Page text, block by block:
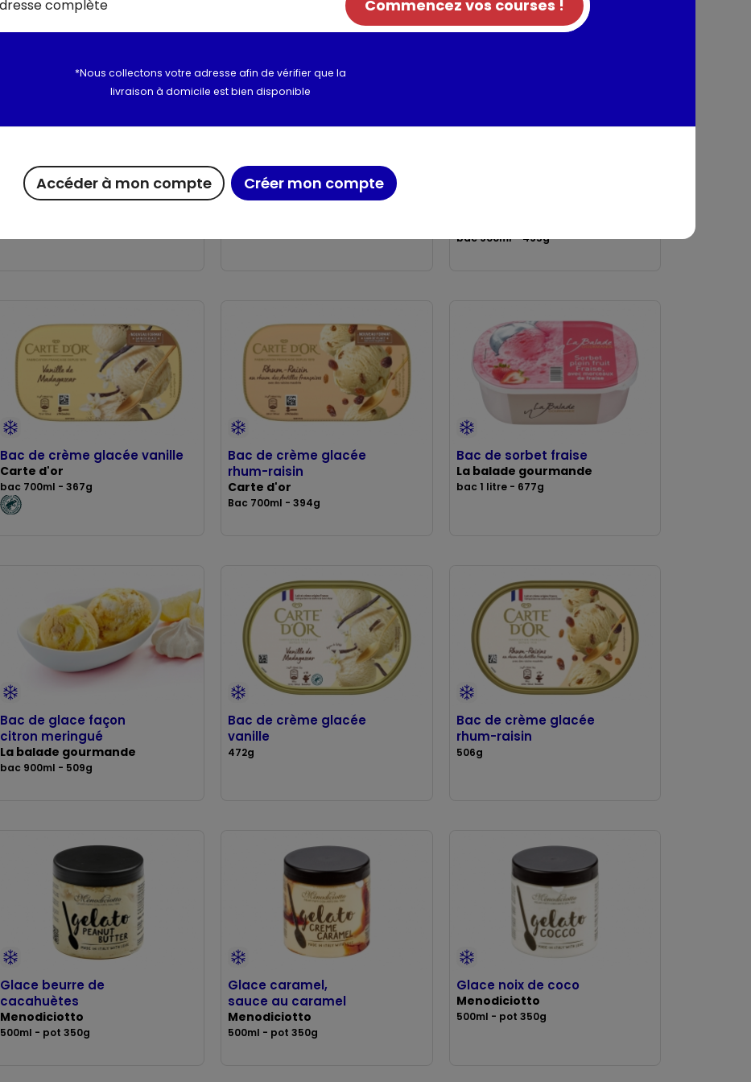
Bac de sorbet cassis
La balade gourmande
Bac de sorbet poire
La balade gourmande
bac 900ml - 495g
Bac de crème glacée vanille
Carte d'or
bac 700ml - 367g
Bac de crème glacée
rhum-raisin
Carte d'or
Bac 700ml - 394g
Bac de sorbet fraise
La balade gourmande
bac 1 litre - 677g
Bac de glace façon
citron meringué
La balade gourmande
bac 900ml - 509g
Bac de crème glacée
vanille
472g
Bac de crème glacée
rhum-raisin
506g
Glace beurre de
cacahuètes
Menodiciotto
500ml - pot 350g
Glace caramel,
sauce au caramel
Menodiciotto
500ml - pot 350g
Glace noix de coco
Menodiciotto
500ml - pot 350g
Commencez vos courses !
*Nous collectons votre adresse afin de vérifier que la
livraison à domicile est bien disponible
Accéder à mon compte Créer mon compte